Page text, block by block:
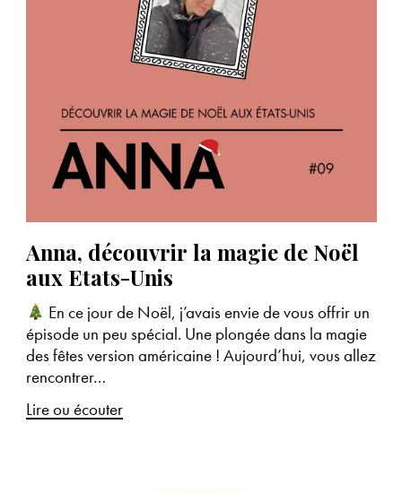
Anna, découvrir la magie de Noël
aux Etats-Unis
En ce jour de Noël, j’avais envie de vous offrir un
épisode un peu spécial. Une plongée dans la magie
des fêtes version américaine ! Aujourd’hui, vous allez
rencontrer…
Lire ou écouter